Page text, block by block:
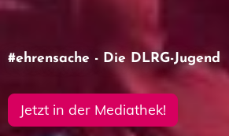
#ehrensache - Die DLRG-Jugend
Jetzt in der Mediathek!
Miterleben, mitmachen,
zum Bildungs- und
Veranstaltungsprogramm